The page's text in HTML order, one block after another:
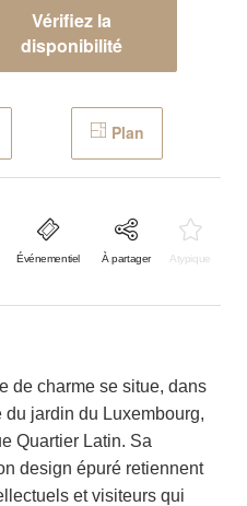
Vérifiez la
disponibilité
Plan
Événementiel À partager Atypique
de charme se situe, dans
du jardin du Luxembourg,
Quartier Latin. Sa
design épuré retiennent
et visiteurs qui